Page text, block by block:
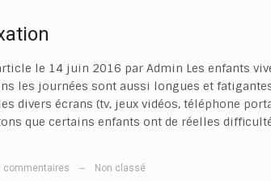
le 14 juin 2016 par Admin Les enfants
les journées sont aussi longues et
divers écrans (tv, jeux vidéos, téléphone
que certains enfants ont de réelles
commentaires — Non classé